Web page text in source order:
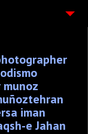
iman
e Jahan